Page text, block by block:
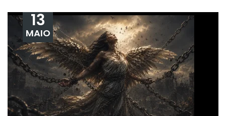
13
MAIO